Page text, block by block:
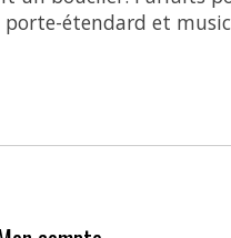
étendard et